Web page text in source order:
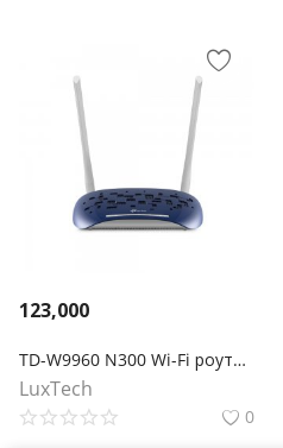
123,000
TD-W9960 N300 Wi-Fi роутер с модемом VDSL/ADSL
LuxTech
0